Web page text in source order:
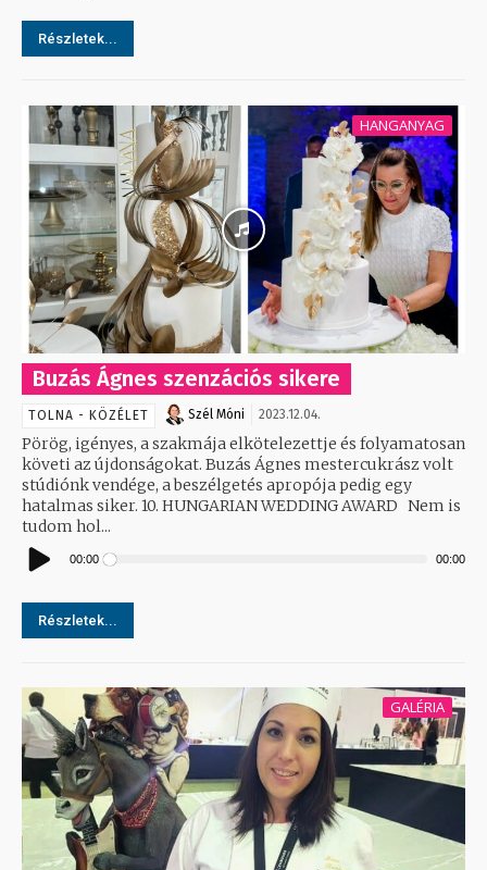
Részletek...
HANGANYAG
Buzás Ágnes szenzációs sikere
TOLNA - KÖZÉLET Szél Móni 2023.12.04.
Pörög, igényes, a szakmája elkötelezettje és folyamatosan
követi az újdonságokat. Buzás Ágnes mestercukrász volt
stúdiónk vendége, a beszélgetés apropója pedig egy
hatalmas siker. 10. HUNGARIAN WEDDING AWARD Nem is
tudom hol...
Audió
lejátszó00:00 00:00
Részletek...
GALÉRIA